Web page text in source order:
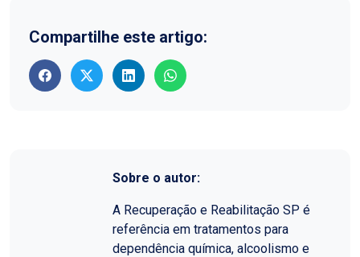
Compartilhe este artigo:
Sobre o autor:
A Recuperação e Reabilitação SP é
referência em tratamentos para
dependência química, alcoolismo e